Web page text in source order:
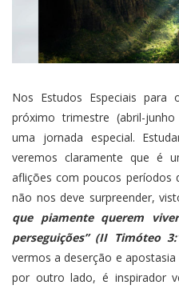
Nos Estudos Especiais
próximo trimestre (abril-
uma jornada especial.
veremos claramente que é
aflições com poucos períodos
não nos deve surpreender,
que piamente querem
perseguições” (II Timóteo
vermos a deserção e
por outro lado, é inspirador